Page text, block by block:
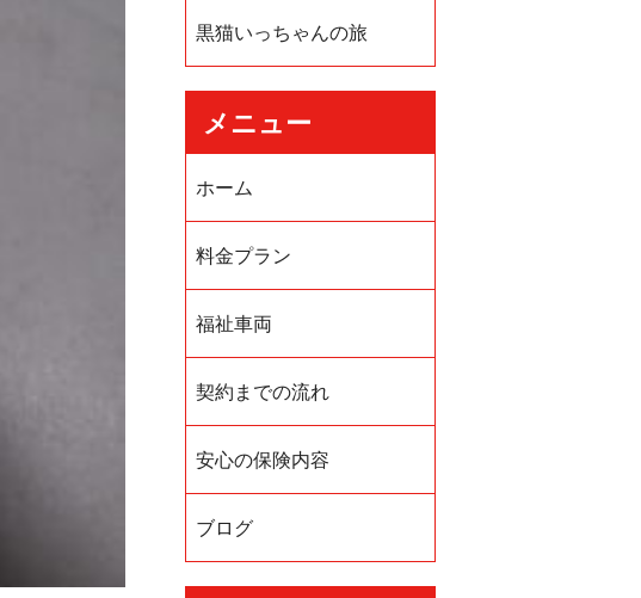
黒猫いっちゃんの旅
メニュー
ホーム
料金プラン
福祉車両
契約までの流れ
安心の保険内容
ブログ